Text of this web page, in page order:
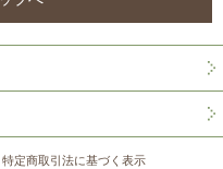
特定商取引法に基づく表示